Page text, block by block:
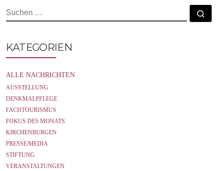
SUCHE
KATEGORIEN
ALLE NACHRICHTEN
AUSSTELLUNG
DENKMALPFLEGE
FACHTOURISMUS
FOKUS DES MONATS
KIRCHENBURGEN
PRESSE/MEDIA
STIFTUNG
VERANSTALTUNGEN